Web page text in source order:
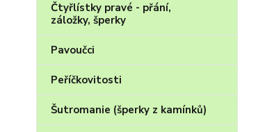
Čtyřlístky pravé - přání,
záložky, šperky
Pavoučci
Peříčkovitosti
Šutromanie (šperky z kamínků)